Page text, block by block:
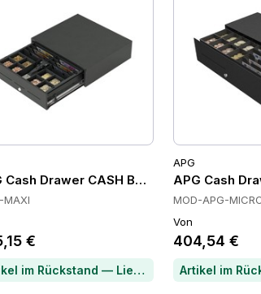
Frontöffnung, 6 Scheinfächer, 8
Cash Drawer CASH BASES Maxi Front-
MAXI
€
Artikel im Rückstand — Lieferzeit per Chat erfragen
APG
APG Cash
MOD-APG-
Von
404,54 €